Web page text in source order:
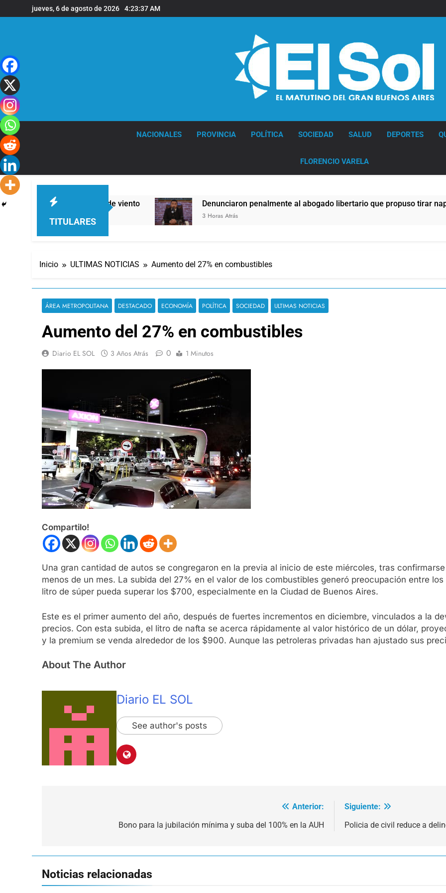
al
jueves, 6 de agosto de 2026 4:23:38 AM
NACIONALES PROVINCIA POLÍTICA SOCIEDAD SALUD DEPORTES
FLORENCIO VARELA
TITULARES
y fuertes ráfagas de viento Denunciaron penalmente al abogado libertario que propuso tirar napalm
3 Horas Atrás
Inicio ULTIMAS NOTICIAS Aumento del 27% en combustibles
ÁREA METROPOLITANA DESTACADO ECONOMÍA POLÍTICA SOCIEDAD ULTIMAS NOTICIAS
Aumento del 27% en combustibles
Diario EL SOL 3 Años Atrás 0 1 Minutos
Compartilo!
Una gran cantidad de autos se congregaron en la previa al inicio de este miércoles, tras
menos de un mes. La subida del 27% en el valor de los combustibles generó preocupación entre
litro de súper pueda superar los $700, especialmente en la Ciudad de Buenos Aires.
Este es el primer aumento del año, después de fuertes incrementos en diciembre, vinculados a la
precios. Con esta subida, el litro de nafta se acerca rápidamente al valor histórico de un dólar,
y la premium se venda alrededor de los $900. Aunque las petroleras privadas han ajustado sus
About The Author
Diario EL SOL
See author's posts
Anterior:
Bono para la jubilación mínima y suba del 100% en la AUH
Siguiente:
Policia de civil reduce a
Noticias relacionadas